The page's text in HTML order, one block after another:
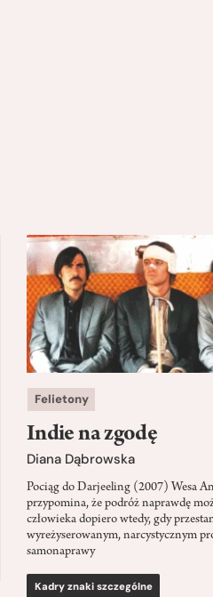
Felietony
Indie na zgodę
Diana Dąbrowska
Pociąg do Darjeeling (2007) Wesa
przypomina, że podróż naprawdę
człowieka dopiero wtedy, gdy
wyreżyserowanym, narcystycznym
samonaprawy
Kadry znaki szczególne